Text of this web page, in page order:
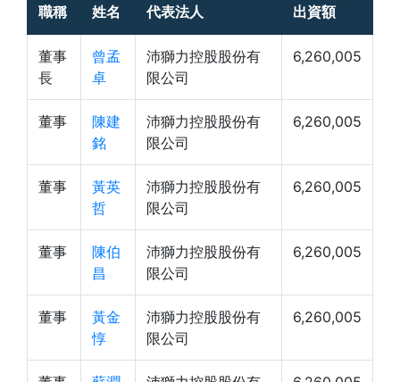
職稱 姓名 代表法人 出資額
董事
長
曾孟
卓
沛獅力控股股份有
限公司
6,260,005
董事
陳建
銘
沛獅力控股股份有
限公司
6,260,005
董事
黃英
哲
沛獅力控股股份有
限公司
6,260,005
董事
陳伯
昌
沛獅力控股股份有
限公司
6,260,005
董事
黃金
惇
沛獅力控股股份有
限公司
6,260,005